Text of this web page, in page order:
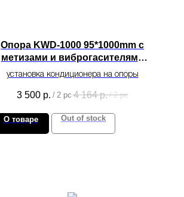
Опора KWD-1000 95*1000mm с
метизами и виброгасителями
для монтажа кондиционера.
установка кондиционера на опоры
3 500 р. / 2 pc 4 164 р. / 2 pc
О товаре Out of stock